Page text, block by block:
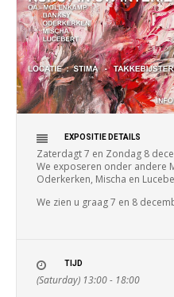
EXPOSITIE DETAILS
Zaterdagt 7 en Zondag 8
We exposeren onder andere
Oderkerken, Mischa en
We zien u graag 7 en 8
TIJD
(Saturday) 13:00 - 18:00